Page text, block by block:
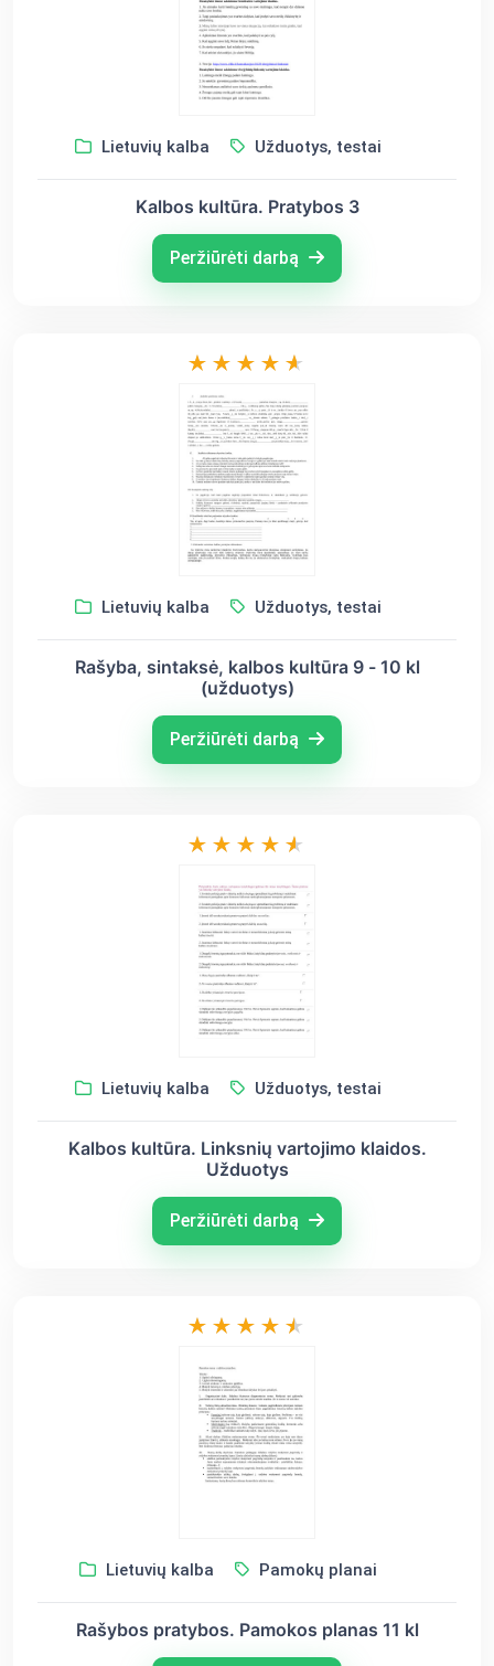
Lietuvių kalba Užduotys, testai
Kalbos kultūra. Pratybos 3
Peržiūrėti darbą
Lietuvių kalba Užduotys, testai
Rašyba, sintaksė, kalbos kultūra 9 - 10 kl
(užduotys)
Peržiūrėti darbą
Lietuvių kalba Užduotys, testai
Kalbos kultūra. Linksnių vartojimo klaidos.
Užduotys
Peržiūrėti darbą
Lietuvių kalba Pamokų planai
Rašybos pratybos. Pamokos planas 11 kl